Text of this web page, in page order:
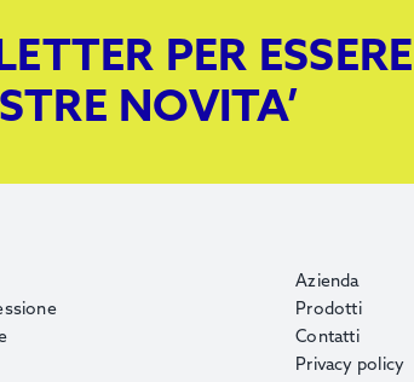
PER
NOVITA’
Azienda
Prodotti
Contatti
Privacy policy